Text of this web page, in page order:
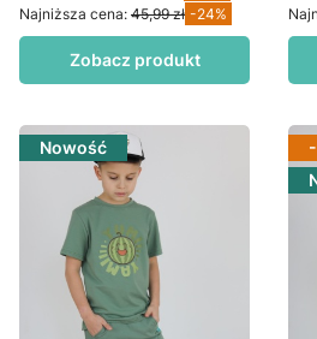
Najniższa cena: 45,99 zł -24%
Zobacz produkt
Nowość